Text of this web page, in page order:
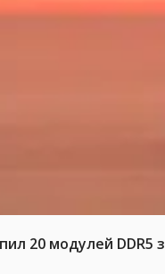
20 модулей